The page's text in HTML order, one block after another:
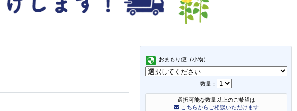
おまもり便（小物）
数量：
選択可能な数量以上のご希望は
こちらからご相談いただけます